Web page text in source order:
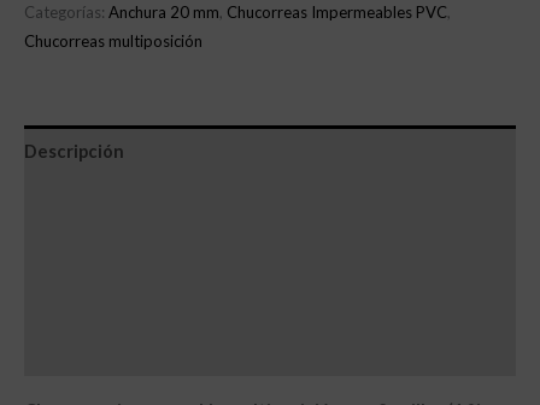
Categorías: Anchura 20 mm, Chucorreas Impermeables PVC,
Chucorreas multiposición
Descripción